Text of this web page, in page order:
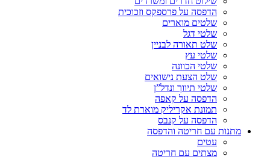
הדפסה על פרספקס וזכוכית
שלטים מוארים
שלטי דגל
שלט תאורה לבניין
שלטי עץ
שלטי הכוונה
שלט הצעת נישואים
שלטי תיווך ונדל”ן
הדפסה על קאפה
תמונת אקריליק מוארת לד
הדפסה על קנבס
מתנות עם חריטה והדפסה
עטים
מצתים עם חריטה